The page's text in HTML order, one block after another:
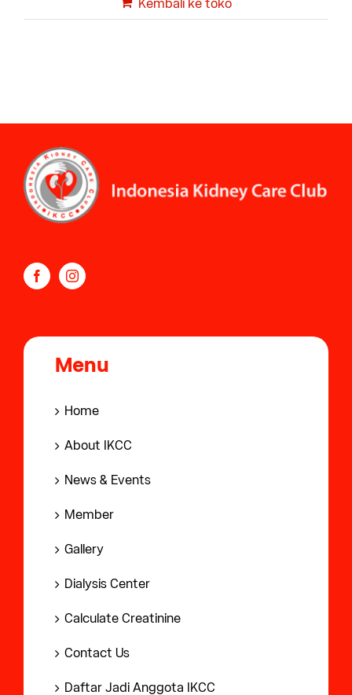
Kembali ke toko
Menu
Home
About IKCC
News & Events
Member
Gallery
Dialysis Center
Calculate Creatinine
Contact Us
Daftar Jadi Anggota IKCC